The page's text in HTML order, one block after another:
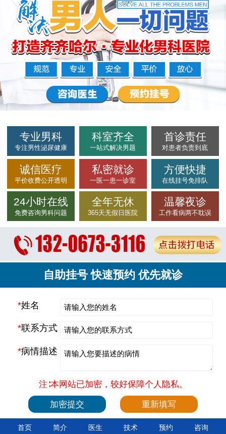
专业男科
专注男性泌尿健康
科室齐全
一站式解决男题
首诊责任
对患者负责到底
诚信医疗
平价收费公开透明
私密就诊
一医一患一诊室
方便快捷
在线挂号免排队
24小时在线
免费咨询男科问题
全年无休
365天无假日医院
温馨夜诊
工作看病两不耽误
自助挂号 快速预约 优先就诊
*姓名
*联系方式
*病情描述
注∶本网站已加密，较好保障个人隐私。
首页 简介 医生 技术 预约 咨询